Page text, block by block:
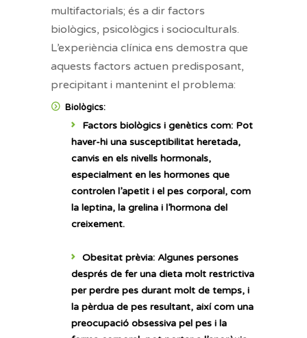
multifactorials; és a dir factors
biològics, psicològics i socioculturals.
L’experiència clínica ens demostra que
aquests factors actuen predisposant,
precipitant i mantenint el problema:
Biològics:
Factors biològics i genètics com: Pot
haver-hi una susceptibilitat heretada,
canvis en els nivells hormonals,
especialment en les hormones que
controlen l’apetit i el pes corporal, com
la leptina, la grelina i l’hormona del
creixement.
Obesitat prèvia: Algunes persones
després de fer una dieta molt restrictiva
per perdre pes durant molt de temps, i
la pèrdua de pes resultant, així com una
preocupació obsessiva pel pes i la